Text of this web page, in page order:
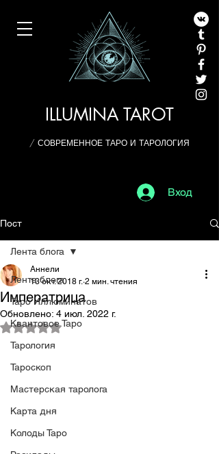
ILLUMINA TAROT
/ СОВРЕМЕННОЕ ТАРО И ТАРОЛОГИЯ
Вход
Пост
Лента блога
Таро Иллюминатов
Квантовое Таро
Тарология
Тароскоп
Мастерская таролога
Карта дня
Колоды Таро
Лента блога
Императрица
Аннели
13 окт. 2018 г. 2 мин. чтения
Обновлено: 4 июл. 2022 г.
Оценка: не число из 5 звезд.